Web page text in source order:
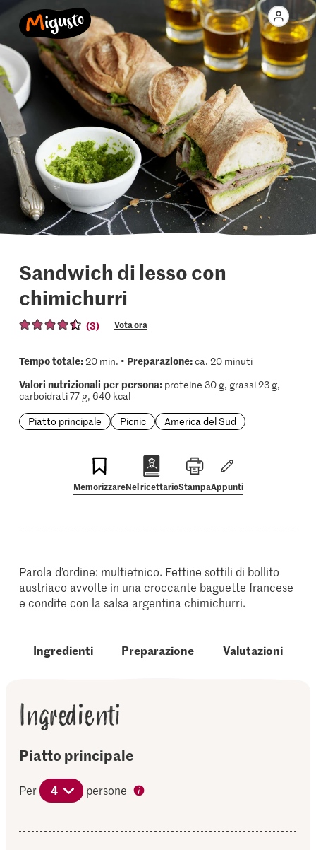
Sandwich di lesso con
chimichurri
(3) Vota ora
Tempo totale:20 min. • Preparazione:ca. 20 minuti
Valori nutrizionali per persona:proteine 30 g, grassi 23 g,
carboidrati 77 g, 640 kcal
Piatto principale
Picnic America del Sud
MemorizzareNel ricettarioStampaAppunti
Parola d’ordine: multietnico. Fettine sottili di bollito
austriaco avvolte in una croccante baguette francese
e condite con la salsa argentina chimichurri.
Ingredienti Preparazione Valutazioni
Ingredienti
Piatto principale
Per 4 persone